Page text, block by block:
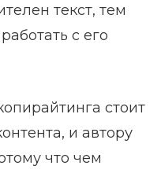
текст, тем
с его
стоит
и автору
что чем